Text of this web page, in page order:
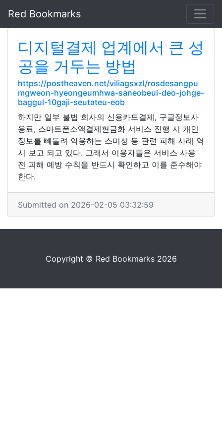
Red Bookmarks
디지털결제 업계에서 큰 성
공을 거두는 방법
https://postheaven.net/viliagsxzl/rosdesangpu
mgweon-hyeongeumhwa-saneobeul-deo-johge-
baggul-10gaji-seutateu-eob
하지만 일부 불법 회사의 신용카드결제, 구글정보사
용료, 스마트폰소액결제현금화 서비스 진행 시 개인
정보를 빼돌려 악용하는 스미싱 등 관련 피해 사례 역
시 보고 되고 있다. 그래서 이용자들은 서비스 사용
전 피해 예방 수칙을 반드시 확인하고 이를 준수해야
한다.
Submitted on 2026-02-05 03:32:59
Copyright © Red Bookmarks 2026